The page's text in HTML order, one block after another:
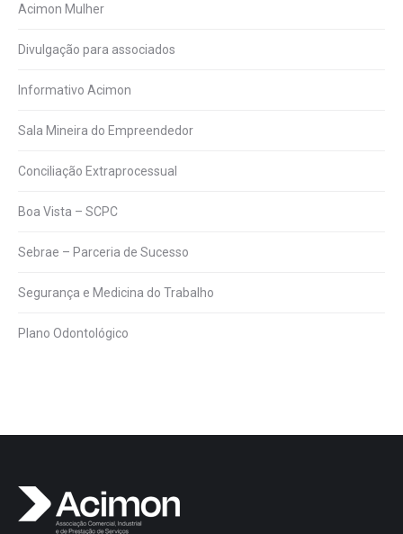
Acimon Mulher
Divulgação para associados
Informativo Acimon
Sala Mineira do Empreendedor
Conciliação Extraprocessual
Boa Vista – SCPC
Sebrae – Parceria de Sucesso
Segurança e Medicina do Trabalho
Plano Odontológico